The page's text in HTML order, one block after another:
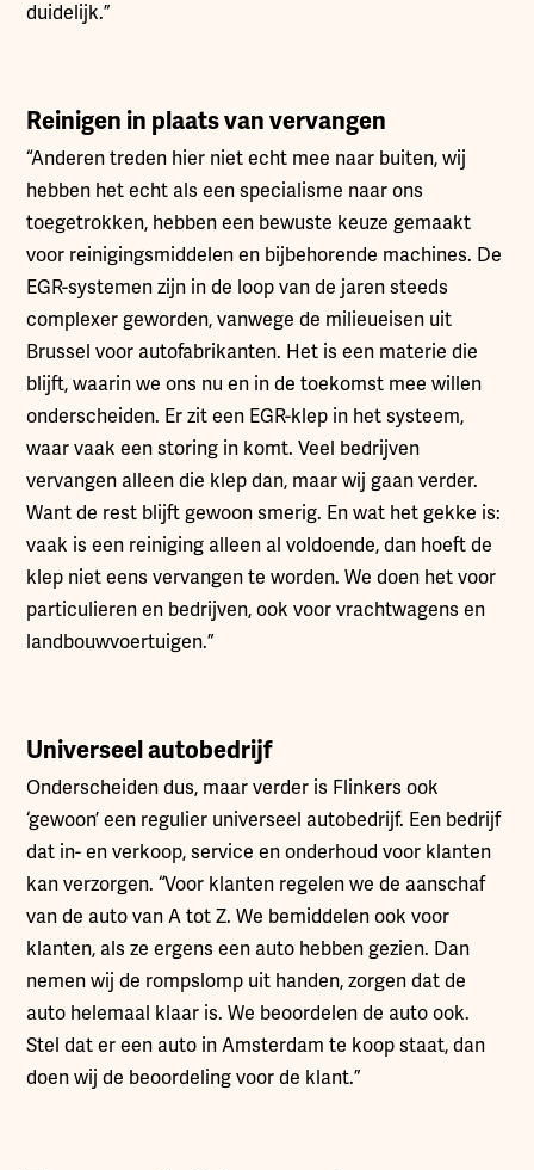
duidelijk.”
Reinigen in plaats van vervangen
“Anderen treden hier niet echt mee naar buiten, wij
hebben het echt als een specialisme naar ons
toegetrokken, hebben een bewuste keuze gemaakt
voor reinigingsmiddelen en bijbehorende machines. De
EGR-systemen zijn in de loop van de jaren steeds
complexer geworden, vanwege de milieueisen uit
Brussel voor autofabrikanten. Het is een materie die
blijft, waarin we ons nu en in de toekomst mee willen
onderscheiden. Er zit een EGR-klep in het systeem,
waar vaak een storing in komt. Veel bedrijven
vervangen alleen die klep dan, maar wij gaan verder.
Want de rest blijft gewoon smerig. En wat het gekke is:
vaak is een reiniging alleen al voldoende, dan hoeft de
klep niet eens vervangen te worden. We doen het voor
particulieren en bedrijven, ook voor vrachtwagens en
landbouwvoertuigen.”
Universeel autobedrijf
Onderscheiden dus, maar verder is Flinkers ook
‘gewoon’ een regulier universeel autobedrijf. Een bedrijf
dat in- en verkoop, service en onderhoud voor klanten
kan verzorgen. “Voor klanten regelen we de aanschaf
van de auto van A tot Z. We bemiddelen ook voor
klanten, als ze ergens een auto hebben gezien. Dan
nemen wij de rompslomp uit handen, zorgen dat de
auto helemaal klaar is. We beoordelen de auto ook.
Stel dat er een auto in Amsterdam te koop staat, dan
doen wij de beoordeling voor de klant.”